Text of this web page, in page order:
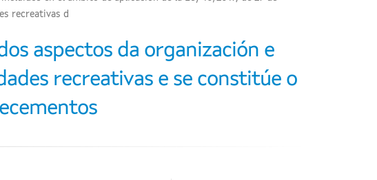
recreativas d
aspectos da organización e
recreativas e se constitúe o